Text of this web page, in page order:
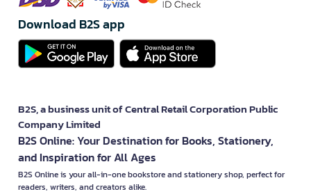
Download B2S app
B2S, a business unit of Central Retail Corporation Public
Company Limited
B2S Online: Your Destination for Books, Stationery,
and Inspiration for All Ages
B2S Online is your all-in-one bookstore and stationery shop, perfect for
readers, writers, and creators alike.